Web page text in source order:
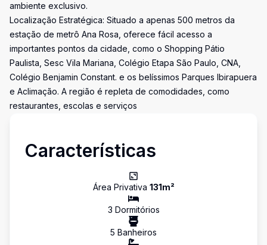
ambiente exclusivo.
Localização Estratégica: Situado a apenas 500 metros da
estação de metrô Ana Rosa, oferece fácil acesso a
importantes pontos da cidade, como o Shopping Pátio
Paulista, Sesc Vila Mariana, Colégio Etapa São Paulo, CNA,
Colégio Benjamin Constant. e os belíssimos Parques Ibirapuera
e Aclimação. A região é repleta de comodidades, como
restaurantes, escolas e serviços
Características
Área Privativa 131m²
3 Dormitórios
5 Banheiros